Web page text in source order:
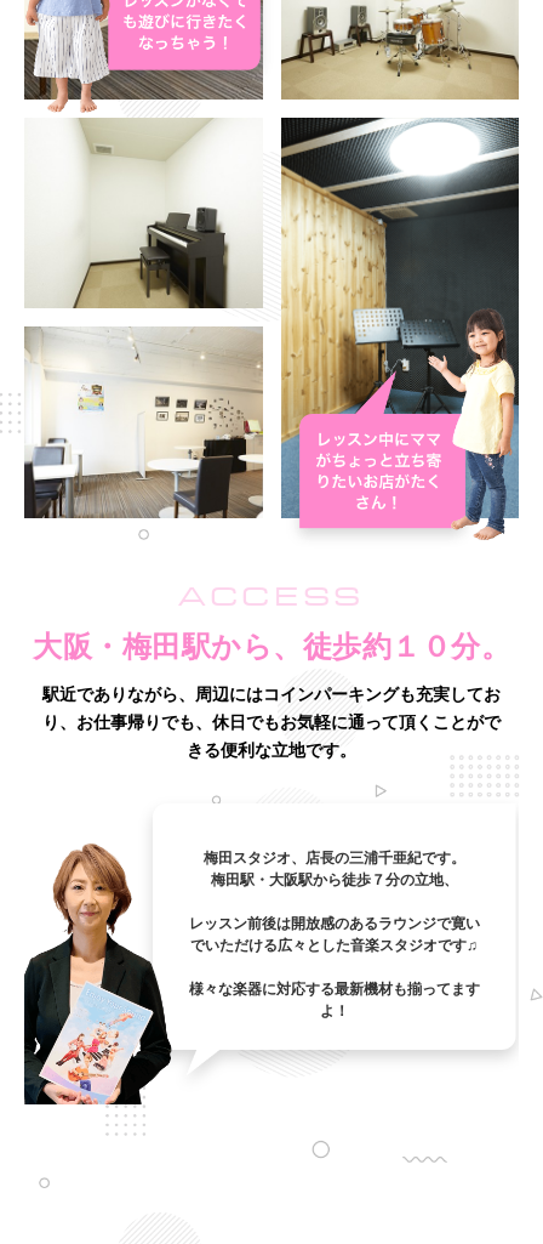
ACCESS
大阪・梅田駅から、徒歩約１０分。
駅近でありながら、周辺にはコインパーキングも充実してお
り、 お仕事帰りでも、休日でもお気軽に通って頂くことがで
きる便利な立地です。
梅田スタジオ、店長の三浦千亜紀です。
梅田駅・大阪駅から徒歩７分の立地、
レッスン前後は開放感のあるラウンジで寛い
でいただける広々とした音楽スタジオです♫
様々な楽器に対応する最新機材も揃ってます
よ！